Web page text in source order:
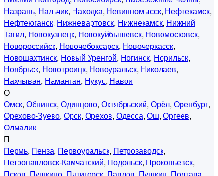
Назрань, Нальчик, Находка, Невинномысск, Нефтекамск,
Нефтеюганск, Нижневартовск, Нижнекамск, Нижний
Тагил, Новокузнецк, Новокуйбышевск, Новомосковск,
Новороссийск, Новочебоксарск, Новочеркасск,
Новошахтинск, Новый Уренгой, Ногинск, Норильск,
Ноябрьск, Новотроицк, Новоуральск, Николаев,
Нахчыван, Наманган, Нукус, Навои
О
Омск, Обнинск, Одинцово, Октябрьский, Орёл, Оренбург,
Орехово-Зуево, Орск, Орехов, Одесса, Ош, Оргеев,
Олмалик
П
Пермь, Пенза, Первоуральск, Петрозаводск,
Петропавловск-Камчатский, Подольск, Прокопьевск,